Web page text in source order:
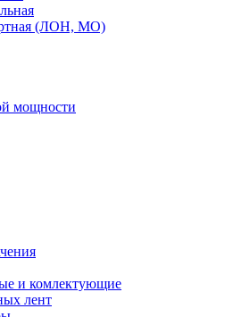
(ЛОН, МО)
мощности
и комлектующие
лент